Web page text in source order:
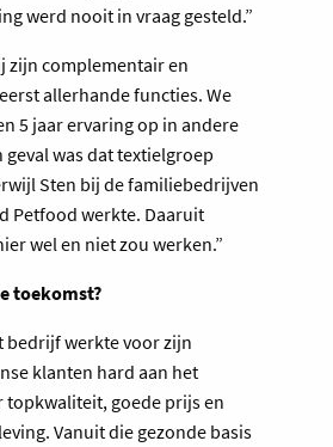
werd nooit in vraag gesteld.”
zijn complementair en
allerhande functies. We
5 jaar ervaring op in andere
was dat textielgroep
Sten bij de familiebedrijven
Petfood werkte. Daaruit
wel en niet zou werken.”
toekomst?
bedrijf werkte voor zijn
klanten hard aan het
goede prijs en
Vanuit die gezonde basis